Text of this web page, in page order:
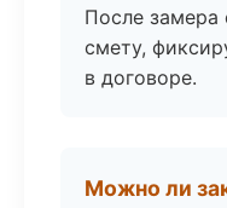
После замера
смету,
в договоре.
Можно ли